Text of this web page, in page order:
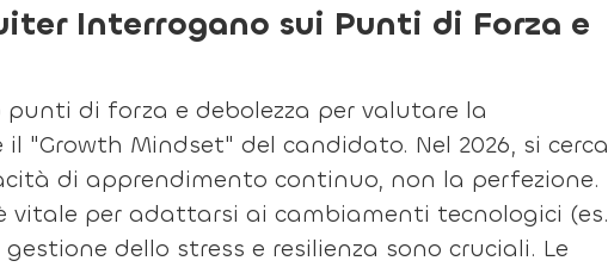
Interrogano sui Punti di Forza e
punti di forza e debolezza per valutare la
"Growth Mindset" del candidato. Nel 2026, si cerca
di apprendimento continuo, non la perfezione.
vitale per adattarsi ai cambiamenti tecnologici (es.
dello stress e resilienza sono cruciali. Le